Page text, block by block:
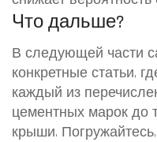
Что дальше?
В следующей части
конкретные статьи,
каждый из
цементных марок до
крыши.